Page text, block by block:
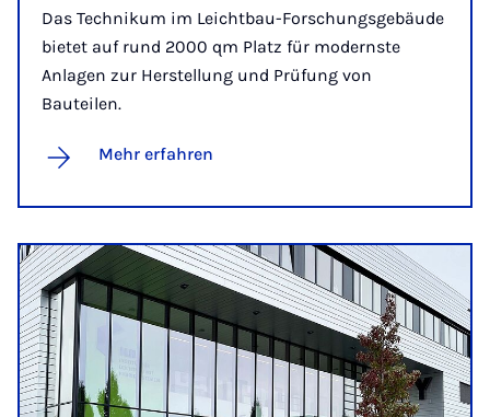
Das Technikum im Leichtbau-Forschungsgebäude
bietet auf rund 2000 qm Platz für modernste
Anlagen zur Herstellung und Prüfung von
Bauteilen.
Mehr erfahren